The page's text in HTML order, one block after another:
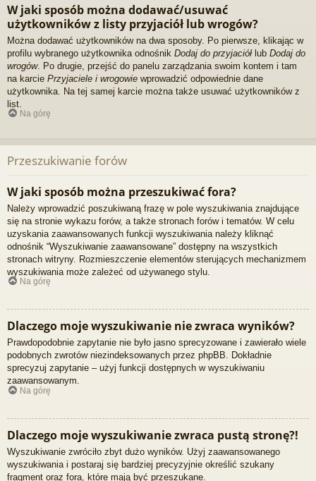
W jaki sposób można dodawać/usuwać
użytkowników z listy przyjaciół lub wrogów?
Można dodawać użytkowników na dwa sposoby. Po pierwsze, klikając w
profilu wybranego użytkownika odnośnik Dodaj do przyjaciół lub Dodaj do
wrogów. Po drugie, przejść do panelu zarządzania swoim kontem i tam
na karcie Przyjaciele i wrogowie wprowadzić odpowiednie dane
użytkownika. Na tej samej karcie można także usuwać użytkowników z
list.
Na górę
Przeszukiwanie forów
W jaki sposób można przeszukiwać fora?
Należy wprowadzić poszukiwaną frazę w pole wyszukiwania znajdujące
się na stronie wykazu forów, a także stronach forów i tematów. W celu
uzyskania zaawansowanych funkcji wyszukiwania należy kliknąć
odnośnik “Wyszukiwanie zaawansowane” dostępny na wszystkich
stronach witryny. Rozmieszczenie elementów sterujących mechanizmem
wyszukiwania może zależeć od używanego stylu.
Na górę
Dlaczego moje wyszukiwanie nie zwraca wyników?
Prawdopodobnie zapytanie nie było jasno sprecyzowane i zawierało wiele
podobnych zwrotów niezindeksowanych przez phpBB. Dokładnie
sprecyzuj zapytanie – użyj funkcji dostępnych w wyszukiwaniu
zaawansowanym.
Na górę
Dlaczego moje wyszukiwanie zwraca pustą stronę?!
Wyszukiwanie zwróciło zbyt dużo wyników. Użyj zaawansowanego
wyszukiwania i postaraj się bardziej precyzyjnie określić szukany
fragment oraz fora, które mają być przeszukane.